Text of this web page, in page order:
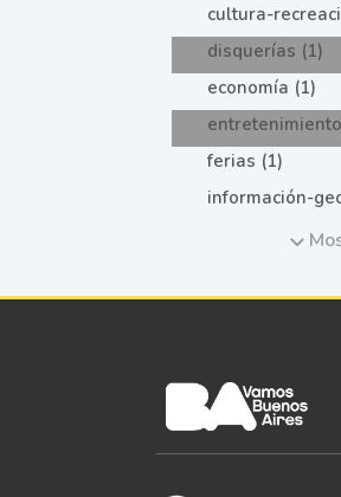
cultura-
disquerías (1)
economía (1)
ferias (1)
información-